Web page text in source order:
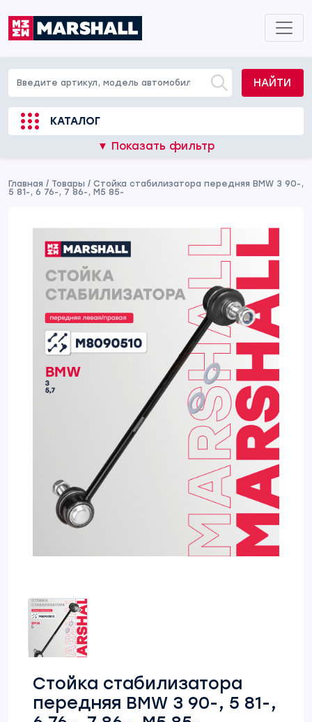
НАЙТИ
КАТАЛОГ
▼ Показать фильтр
Главная / Товары / Стойка стабилизатора передняя BMW 3 90-,
5 81-, 6 76-, 7 86-, M5 85-
Стойка стабилизатора
передняя BMW 3 90-, 5 81-,